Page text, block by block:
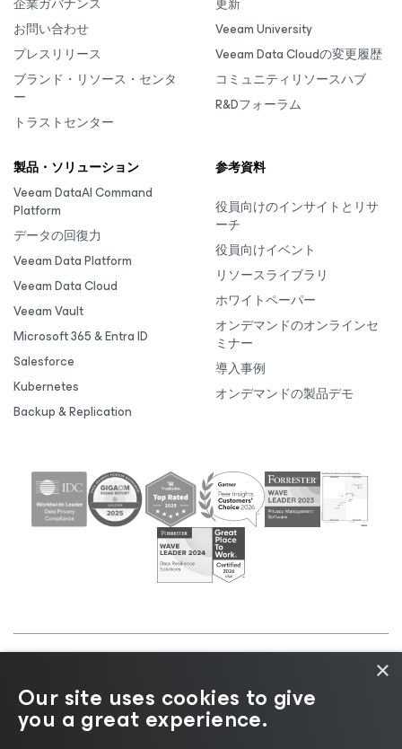
お問い合わせ
プレスリリース
ブランド・リソース・センタ
ー
トラストセンター
Veeam University
Veeam Data Cloudの変更履歴
コミュニティリソースハブ
R&Dフォーラム
製品・ソリューション
Veeam DataAI Command
Platform
データの回復力
Veeam Data Platform
Veeam Data Cloud
Veeam Vault
Microsoft 365 & Entra ID
Salesforce
Kubernetes
Backup & Replication
参考資料
役員向けのインサイトとリサ
ーチ
役員向けイベント
リソースライブラリ
ホワイトペーパー
オンデマンドのオンラインセ
ミナー
導入事例
オンデマンドの製品デモ
プライバシーに関する通
知|Cookieに関する通知|リーガル| ライセンスポリ
シー| サプライヤーリソース
×
Our site uses cookies to give
you a great experience.